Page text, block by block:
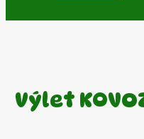
Výlet